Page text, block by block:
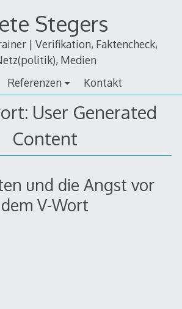
Stegers
| Verifikation, Faktencheck,
Medien
Referenzen Kontakt
User Generated
Content
und die Angst vor
dem V-Wort